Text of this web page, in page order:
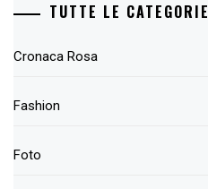
TUTTE LE CATEGORIE
Cronaca Rosa
Fashion
Foto